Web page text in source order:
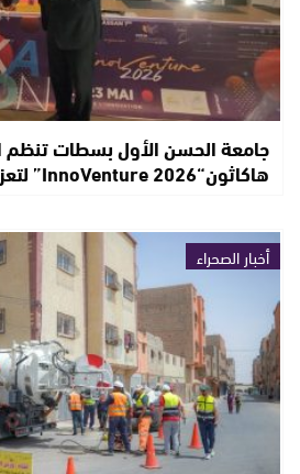
جامعة الحسن الأول بسطات تنظم
هاكاثون“InnoVenture 2026” لتعزيز الابتكار…
أخبار الصحراء